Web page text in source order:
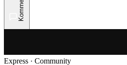
Express · Community